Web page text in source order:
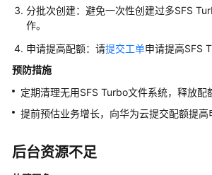
Turbo
文
件
系
挂
时
分批次创建：避免一次性创建过多SFS
作。
申请提高配额：请提交工单申请提高SFS
预防措施
定期清理无用SFS Turbo文件系统，释放配
提前预估业务增长，向华为云提交配额提高
后台资源不足